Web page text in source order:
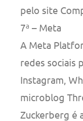
pelo site
7ª – Meta
A Meta
redes sociais
Instagram,
microblog
Zuckerberg é